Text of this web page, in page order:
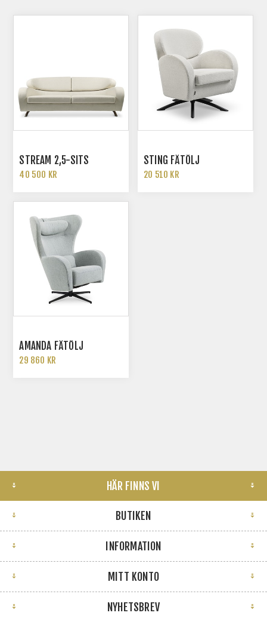
STREAM 2,5-SITS
40 500 KR
STING FÅTÖLJ
20 510 KR
AMANDA FÅTÖLJ
29 860 KR
HÄR FINNS VI
BUTIKEN
INFORMATION
MITT KONTO
NYHETSBREV